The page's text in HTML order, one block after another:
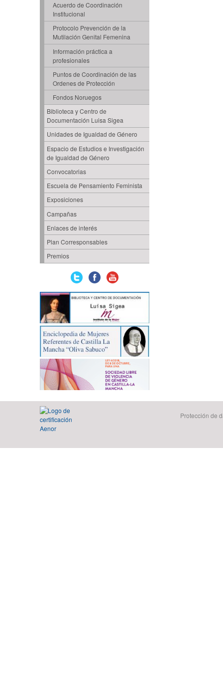
Acuerdo de Coordinación
Institucional
Protocolo Prevención de la
Mutilación Genital Femenina
Información práctica a
profesionales
Puntos de Coordinación de las
Ordenes de Protección
Fondos Noruegos
Biblioteca y Centro de
Documentación Luisa Sigea
Unidades de Igualdad de Género
Espacio de Estudios e Investigación
de Igualdad de Género
Convocatorias
Escuela de Pensamiento Feminista
Exposiciones
Campañas
Enlaces de interés
Plan Corresponsables
Premios
Protección de